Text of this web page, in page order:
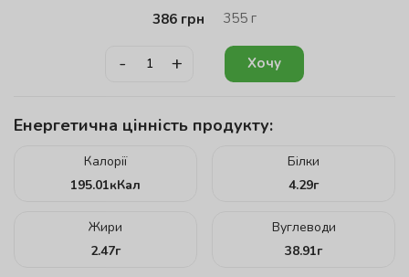
386 грн 355 г
- + Хочу
Енергетична цінність продукту:
Калорії
195.01кКал
Білки
4.29г
Жири
2.47г
Вуглеводи
38.91г